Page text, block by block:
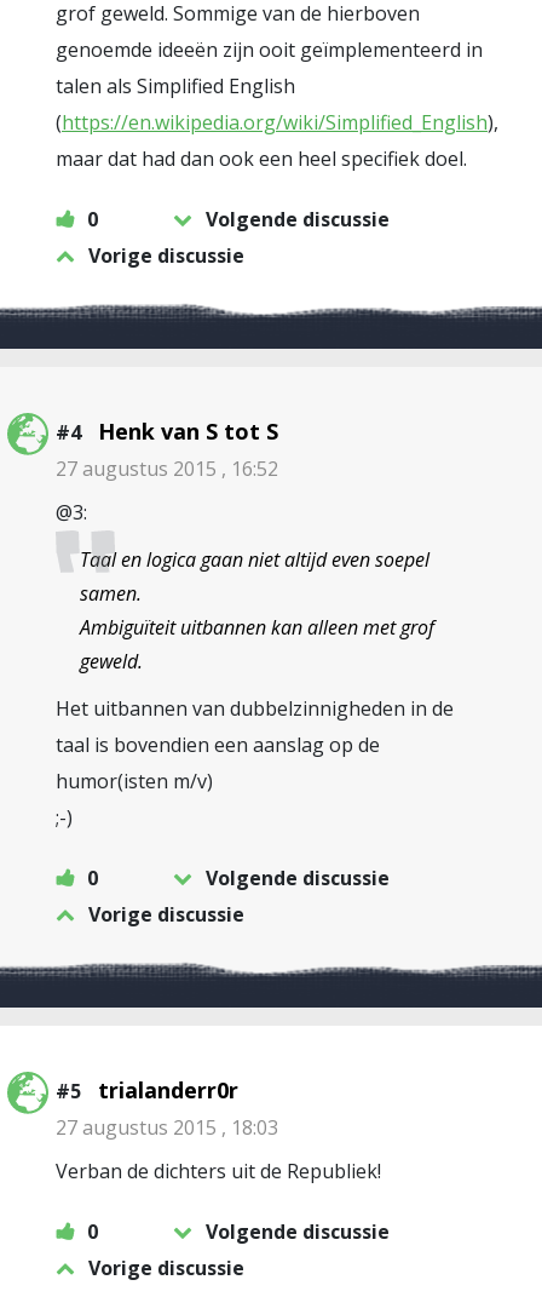
grof geweld. Sommige van de hierboven
genoemde ideeën zijn ooit geïmplementeerd in
talen als Simplified English
(https://en.wikipedia.org/wiki/Simplified_English),
maar dat had dan ook een heel specifiek doel.
0
Volgende discussie
Vorige discussie
#4 Henk van S tot S
27 augustus 2015 , 16:52
@3:
Taal en logica gaan niet altijd even soepel
samen.
Ambiguïteit uitbannen kan alleen met grof
geweld.
Het uitbannen van dubbelzinnigheden in de
taal is bovendien een aanslag op de
humor(isten m/v)
;-)
0
Volgende discussie
Vorige discussie
#5 trialanderr0r
27 augustus 2015 , 18:03
Verban de dichters uit de Republiek!
0
Volgende discussie
Vorige discussie